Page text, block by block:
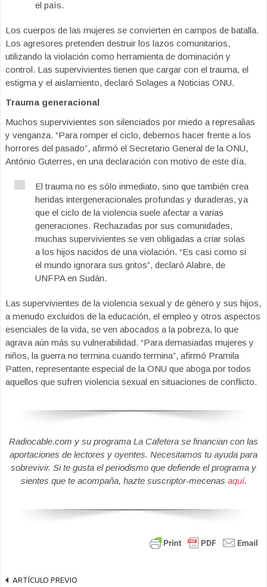
el país.
Los cuerpos de las mujeres se convierten en campos de batalla.
Los agresores pretenden destruir los lazos comunitarios,
utilizando la violación como herramienta de dominación y
control. Las supervivientes tienen que cargar con el trauma, el
estigma y el aislamiento, declaró Solages a Noticias ONU.
Trauma generacional
Muchos supervivientes son silenciados por miedo a represalias
y venganza. “Para romper el ciclo, debemos hacer frente a los
horrores del pasado”, afirmó el Secretario General de la ONU,
António Guterres, en una declaración con motivo de este día.
El trauma no es sólo inmediato, sino que también crea
heridas intergeneracionales profundas y duraderas, ya
que el ciclo de la violencia suele afectar a varias
generaciones. Rechazadas por sus comunidades,
muchas supervivientes se ven obligadas a criar solas
a los hijos nacidos de una violación. “Es casi como si
el mundo ignorara sus gritos”, declaró Alabre, de
UNFPA en Sudán.
Las supervivientes de la violencia sexual y de género y sus hijos,
a menudo excluidos de la educación, el empleo y otros aspectos
esenciales de la vida, se ven abocados a la pobreza, lo que
agrava aún más su vulnerabilidad. “Para demasiadas mujeres y
niños, la guerra no termina cuando termina”, afirmó Pramila
Patten, representante especial de la ONU que aboga por todos
aquellos que sufren violencia sexual en situaciones de conflicto.
Radiocable.com y su programa La Cafetera se financian con las
aportaciones de lectores y oyentes. Necesitamos tu ayuda para
sobrevivir. Si te gusta el periodismo que defiende el programa y
sientes que te acompaña, hazte suscriptor-mecenas aquí.
ARTÍCULO PREVIO